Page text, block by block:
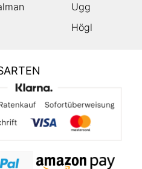
Ugg
Högl